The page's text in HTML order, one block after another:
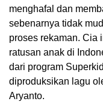
menghafal dan
sebenarnya tidak
proses rekaman. Cia
ratusan anak di
dari program
diproduksikan lagu
Aryanto.